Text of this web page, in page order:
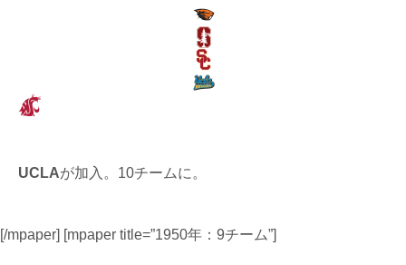
UCLAが加入。10チームに。
[/mpaper] [mpaper title=”1950年：9チーム”]